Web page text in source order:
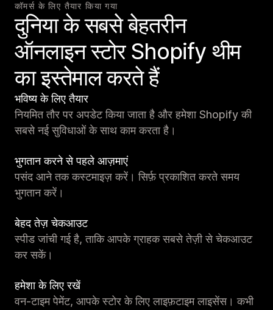
कॉमर्स के लिए तैयार किया गया
दुनिया के सबसे बेहतरीन
ऑनलाइन स्टोर Shopify थीम
का इस्तेमाल करते हैं
भविष्य के लिए तैयार
नियमित तौर पर अपडेट किया जाता है और हमेशा Shopify की
सबसे नई सुविधाओं के साथ काम करता है।
भुगतान करने से पहले आज़माएं
पसंद आने तक कस्टमाइज़ करें। सिर्फ़ प्रकाशित करते समय
भुगतान करें।
बेहद तेज़ चेकआउट
स्पीड जांची गई है, ताकि आपके ग्राहक सबसे तेज़ी से चेकआउट
कर सकें।
हमेशा के लिए रखें
वन-टाइम पेमेंट, आपके स्टोर के लिए लाइफ़टाइम लाइसेंस। कभी